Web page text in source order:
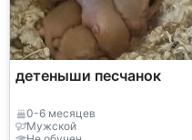
детеныши песчанок
0-6 месяцев
Мужской